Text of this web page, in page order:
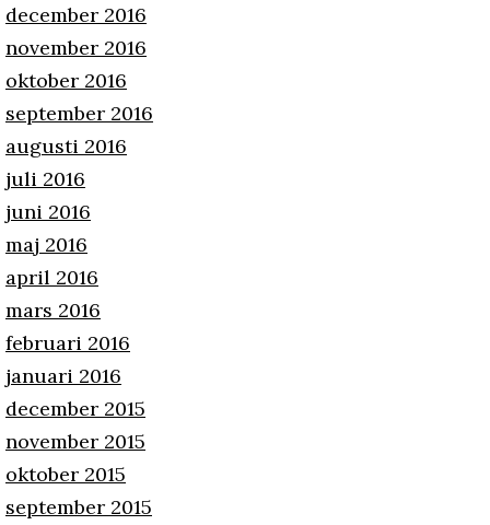
december 2016
november 2016
oktober 2016
september 2016
augusti 2016
juli 2016
juni 2016
maj 2016
april 2016
mars 2016
februari 2016
januari 2016
december 2015
november 2015
oktober 2015
september 2015